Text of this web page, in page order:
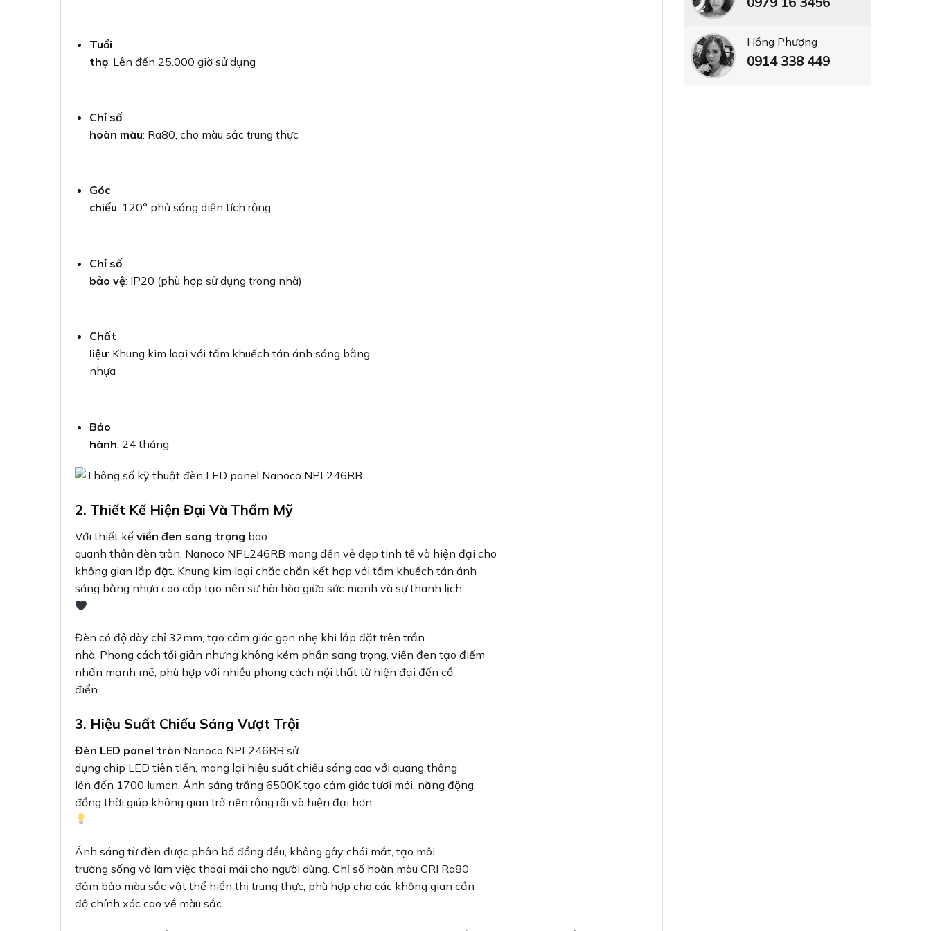
Tuổi
thọ: Lên đến 25.000 giờ sử dụng
Chỉ số
hoàn màu: Ra80, cho màu sắc trung thực
Góc
chiếu: 120° phủ sáng diện tích rộng
Chỉ số
bảo vệ: IP20 (phù hợp sử dụng trong nhà)
Chất
liệu: Khung kim loại với tấm khuếch tán ánh sáng bằng
nhựa
Bảo
hành: 24 tháng
2. Thiết Kế Hiện Đại Và Thẩm Mỹ
Với thiết kế viền đen sang trọng bao
quanh thân đèn tròn, Nanoco NPL246RB mang đến vẻ đẹp tinh tế và hiện đại cho
không gian lắp đặt. Khung kim loại chắc chắn kết hợp với tấm khuếch tán ánh
sáng bằng nhựa cao cấp tạo nên sự hài hòa giữa sức mạnh và sự thanh lịch.
Đèn có độ dày chỉ 32mm, tạo cảm giác gọn nhẹ khi lắp đặt trên trần
nhà. Phong cách tối giản nhưng không kém phần sang trọng, viền đen tạo điểm
nhấn mạnh mẽ, phù hợp với nhiều phong cách nội thất từ hiện đại đến cổ
điển.
3. Hiệu Suất Chiếu Sáng Vượt Trội
Đèn LED panel tròn Nanoco NPL246RB sử
dụng chip LED tiên tiến, mang lại hiệu suất chiếu sáng cao với quang thông
lên đến 1700 lumen. Ánh sáng trắng 6500K tạo cảm giác tươi mới, năng động,
đồng thời giúp không gian trở nên rộng rãi và hiện đại hơn.
Ánh sáng từ đèn được phân bố đồng đều, không gây chói mắt, tạo môi
trường sống và làm việc thoải mái cho người dùng. Chỉ số hoàn màu CRI Ra80
đảm bảo màu sắc vật thể hiển thị trung thực, phù hợp cho các không gian cần
độ chính xác cao về màu sắc.
Hồng Phượng
0914 338 449